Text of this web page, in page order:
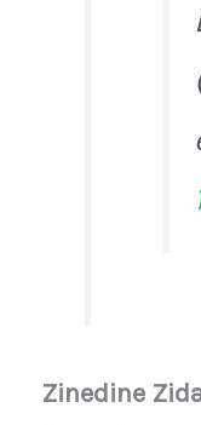
Zinedine